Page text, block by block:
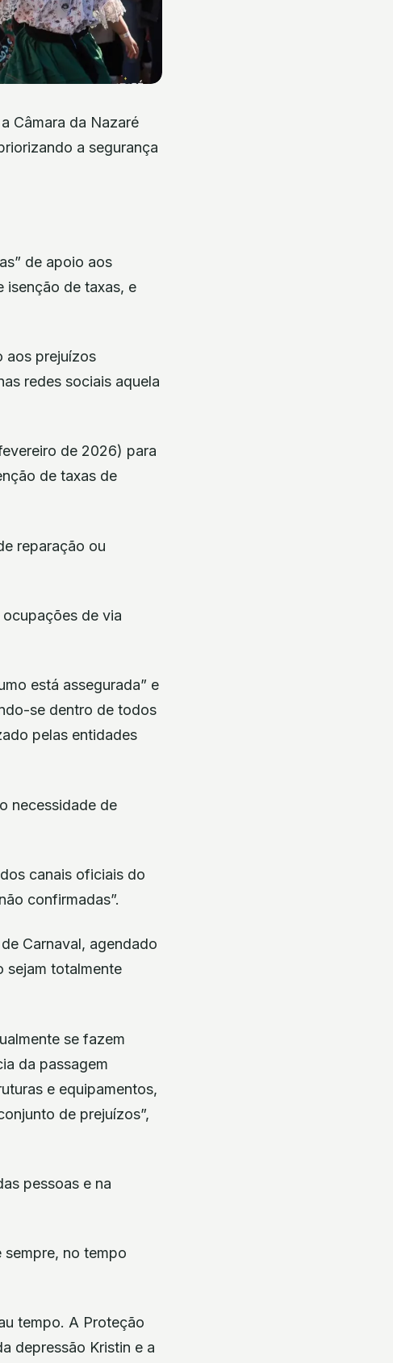
Câmara da Nazaré
a segurança
de apoio aos
isenção de taxas, e
aos prejuízos
redes sociais aquela
de 2026) para
de taxas de
reparação ou
de via
está assegurada” e
se dentro de todos
pelas entidades
necessidade de
canais oficiais do
confirmadas”.
Carnaval, agendado
sejam totalmente
se fazem
da passagem
e equipamentos,
de prejuízos”,
pessoas e na
no tempo
tempo. A Proteção
depressão Kristin e a